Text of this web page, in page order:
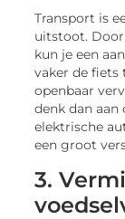
Transport is
uitstoot. Door
kun je een
vaker de fiets
openbaar
denk dan aan
elektrische
een groot
3.